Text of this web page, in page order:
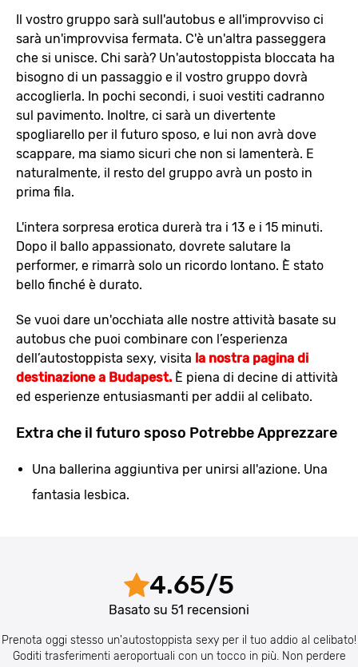
Il vostro gruppo sarà sull'autobus e all'improvviso ci
sarà un'improvvisa fermata. C'è un'altra passeggera
che si unisce. Chi sarà? Un'autostoppista bloccata ha
bisogno di un passaggio e il vostro gruppo dovrà
accoglierla. In pochi secondi, i suoi vestiti cadranno
sul pavimento. Inoltre, ci sarà un divertente
spogliarello per il futuro sposo, e lui non avrà dove
scappare, ma siamo sicuri che non si lamenterà. E
naturalmente, il resto del gruppo avrà un posto in
prima fila.
L'intera sorpresa erotica durerà tra i 13 e i 15 minuti.
Dopo il ballo appassionato, dovrete salutare la
performer, e rimarrà solo un ricordo lontano. È stato
bello finché è durato.
Se vuoi dare un'occhiata alle nostre attività basate su
autobus che puoi combinare con l’esperienza
dell’autostoppista sexy, visita la nostra pagina di
destinazione a Budapest. È piena di decine di attività
ed esperienze entusiasmanti per addii al celibato.
Extra che il futuro sposo Potrebbe Apprezzare
Una ballerina aggiuntiva per unirsi all'azione. Una
fantasia lesbica.
4.65/5
Basato su 51 recensioni
Prenota oggi stesso un'autostoppista sexy per il tuo addio al celibato!
Goditi trasferimenti aeroportuali con un tocco in più. Non perdere